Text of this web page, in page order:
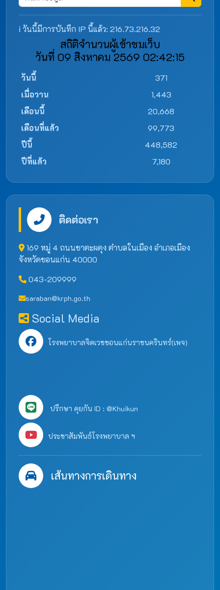
ℹ️ วันนี้มีการบันทึก IP นี้แล้ว: 216.73.216.32
สถิติจำนวนผู้เข้าชมเว็บ
วันที่ 09 สิงหาคม 2569 02:42:15
วันนี้
371
เมื่อวาน
1,443
เดือนนี้
20,668
เดือนที่แล้ว
99,773
ปีนี้
448,582
ปีที่แล้ว
7,180
ติดต่อเรา
169 หมู่ 4 ถนนชาตะผดุง ตำบลในเมือง อำเภอเมือง
จังหวัดขอนแก่น 40000
043-209999
saraban@krph.go.th
Social Media
โรงพยาบาลจิตเวชขอนแก่นราชนครินทร์(เพจ)
ปรึกษา คุยกัน ID : @Khuikun
ประชาสัมพันธ์โรงพยาบาล ฯ
เส้นทางการเดินทาง